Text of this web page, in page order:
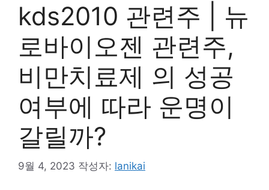
kds2010 관련주 | 뉴
로바이오젠 관련주,
비만치료제 의 성공
여부에 따라 운명이
갈릴까?
9월 4, 2023 작성자: lanikai